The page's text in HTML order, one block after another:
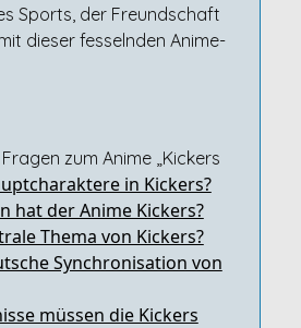
Sports, der Freundschaft
dieser fesselnden Anime-
zum Anime „Kickers
in Kickers?
hat der Anime Kickers?
Thema von Kickers?
Synchronisation von
müssen die Kickers